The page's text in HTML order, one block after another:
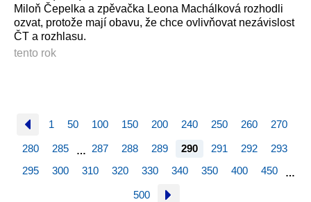
Miloň Čepelka a zpěvačka Leona Machálková rozhodli
ozvat, protože mají obavu, že chce ovlivňovat nezávislost
ČT a rozhlasu.
tento rok
1 50 100 150 200 240 250 260 270
280 285 … 287 288 289 290 291 292
293
295
300 310 320 330 340 350 400 450 …
500